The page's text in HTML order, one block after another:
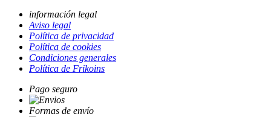
información legal
Aviso legal
Política de privacidad
Política de cookies
Condiciones generales
Política de Frikoins
Pago seguro
Formas de envío